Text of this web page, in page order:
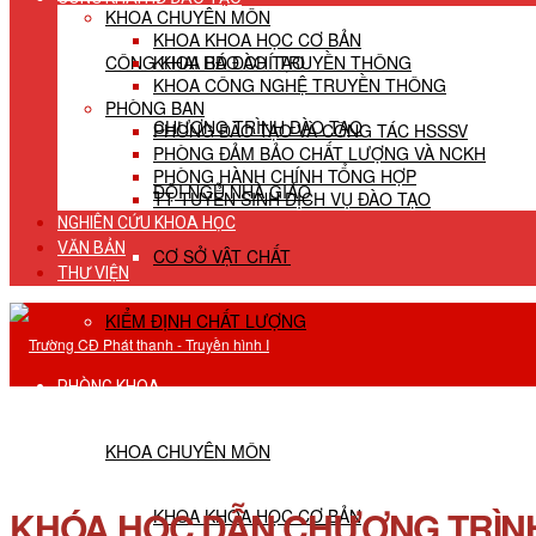
CÔNG KHAI HĐ ĐÀO TẠO
CHƯƠNG TRÌNH ĐÀO TẠO
ĐỘI NGŨ NHÀ GIÁO
CƠ SỞ VẬT CHẤT
KIỂM ĐỊNH CHẤT LƯỢNG
PHÒNG KHOA
KHOA CHUYÊN MÔN
KHOA KHOA HỌC CƠ BẢN
KHOA CHUYÊN MÔN
KHOA KHOA HỌC CƠ BẢN
KHOA BÁO CHÍ TRUYỀN THÔNG
KHOA CÔNG NGHỆ TRUYỀN THÔNG
PHÒNG BAN
PHÒNG ĐÀO TẠO VÀ CÔNG TÁC HSSSV
PHÒNG ĐẢM BẢO CHẤT LƯỢNG VÀ NCKH
PHÒNG HÀNH CHÍNH TỔNG HỢP
TT TUYỂN SINH DỊCH VỤ ĐÀO TẠO
NGHIÊN CỨU KHOA HỌC
VĂN BẢN
THƯ VIỆN